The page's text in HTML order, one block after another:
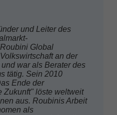
und Leiter des
Global
an der
war als Berater des
tätig. Sein 2010
Ende der
Zukunft" löste weltweit
aus. Roubinis Arbeit
als